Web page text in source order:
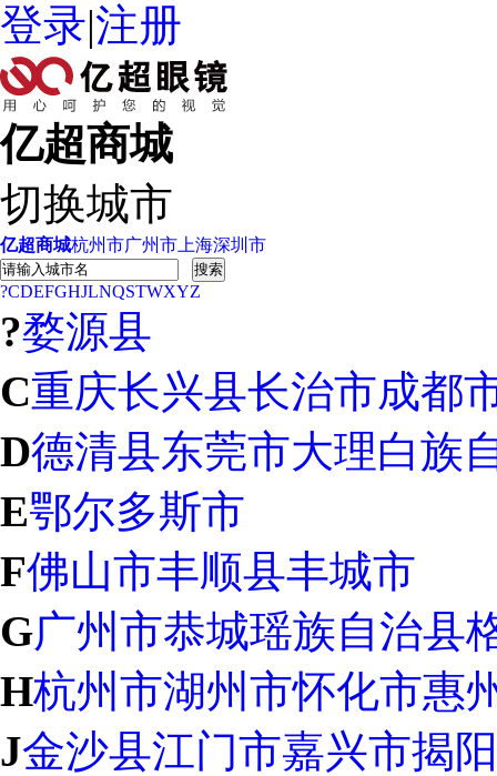
登录|注册
亿超商城
切换城市
亿超商城杭州市广州市 上海深圳市
搜索
?CDEFGHJLNQSTWXYZ
?婺源县
C重庆长兴县长治市成都
D德清县东莞市大理白族
E鄂尔多斯市
F佛山市丰顺县丰城市
G广州市恭城瑶族自治县
H杭州市湖州市怀化市惠
J金沙县江门市嘉兴市揭